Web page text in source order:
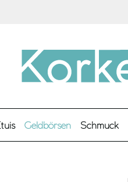
Geldbörsen Schmuck